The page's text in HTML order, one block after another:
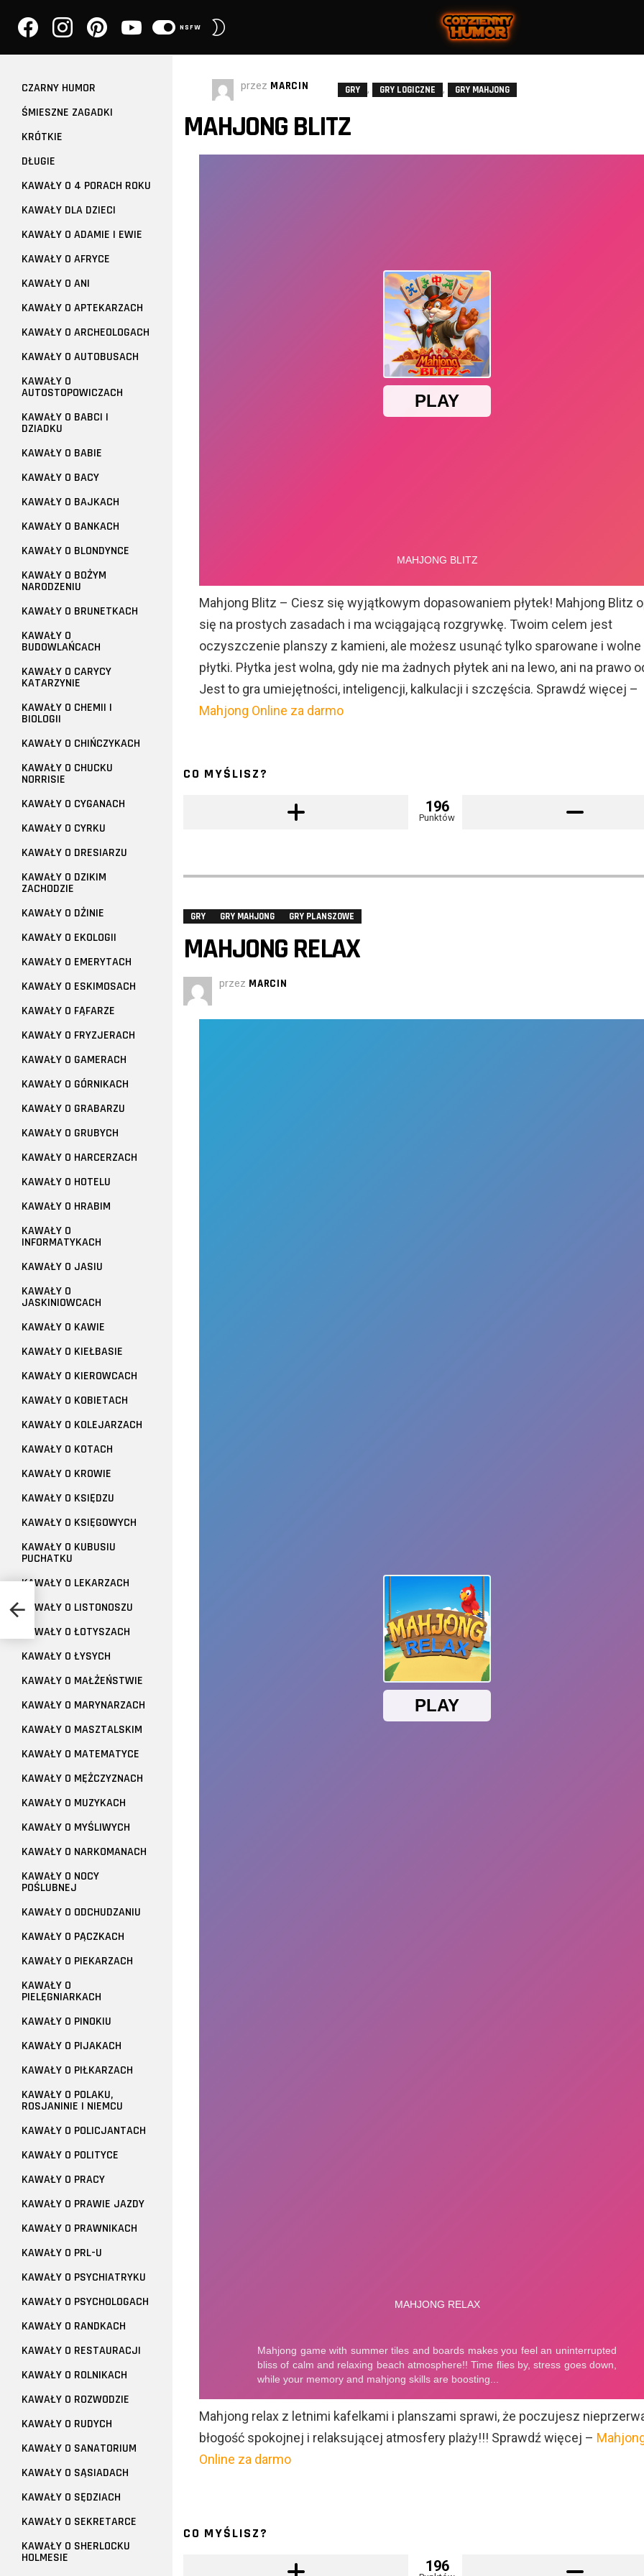
NSFW
przez MARCIN GRY , GRY LOGICZNE , GRY MAHJONG
MAHJONG BLITZ
Mahjong Blitz – Ciesz się wyjątkowym dopasowaniem płytek! Mahjong Blitz
się na prostych zasadach i ma wciągającą rozgrywkę. Twoim celem jest
oczyszczenie planszy z kamieni, ale możesz usunąć tylko sparowane i wolne
płytki. Płytka jest wolna, gdy nie ma żadnych płytek ani na lewo, ani na prawo
Jest to gra umiejętności, inteligencji, kalkulacji i szczęścia. Sprawdź więcej –
Mahjong Online za darmo
CO MYŚLISZ?
196
Punktów
GRY GRY MAHJONG GRY PLANSZOWE
MAHJONG RELAX
przez MARCIN
Mahjong relax z letnimi kafelkami i planszami sprawi, że poczujesz
błogość spokojnej i relaksującej atmosfery plaży!!! Sprawdź więcej –
Online za darmo
CO MYŚLISZ?
196
CZARNY HUMOR
ŚMIESZNE ZAGADKI
KRÓTKIE
DŁUGIE
KAWAŁY O 4 PORACH ROKU
KAWAŁY DLA DZIECI
KAWAŁY O ADAMIE I EWIE
KAWAŁY O AFRYCE
KAWAŁY O ANI
KAWAŁY O APTEKARZACH
KAWAŁY O ARCHEOLOGACH
KAWAŁY O AUTOBUSACH
KAWAŁY O
AUTOSTOPOWICZACH
KAWAŁY O BABCI I
DZIADKU
KAWAŁY O BABIE
KAWAŁY O BACY
KAWAŁY O BAJKACH
KAWAŁY O BANKACH
KAWAŁY O BLONDYNCE
KAWAŁY O BOŻYM
NARODZENIU
KAWAŁY O BRUNETKACH
KAWAŁY O
BUDOWLAŃCACH
KAWAŁY O CARYCY
KATARZYNIE
KAWAŁY O CHEMII I
BIOLOGII
KAWAŁY O CHIŃCZYKACH
KAWAŁY O CHUCKU
NORRISIE
KAWAŁY O CYGANACH
KAWAŁY O CYRKU
KAWAŁY O DRESIARZU
KAWAŁY O DZIKIM
ZACHODZIE
KAWAŁY O DŻINIE
KAWAŁY O EKOLOGII
KAWAŁY O EMERYTACH
KAWAŁY O ESKIMOSACH
KAWAŁY O FĄFARZE
KAWAŁY O FRYZJERACH
KAWAŁY O GAMERACH
KAWAŁY O GÓRNIKACH
KAWAŁY O GRABARZU
KAWAŁY O GRUBYCH
KAWAŁY O HARCERZACH
KAWAŁY O HOTELU
KAWAŁY O HRABIM
KAWAŁY O
INFORMATYKACH
KAWAŁY O JASIU
KAWAŁY O
JASKINIOWCACH
KAWAŁY O KAWIE
KAWAŁY O KIEŁBASIE
KAWAŁY O KIEROWCACH
KAWAŁY O KOBIETACH
KAWAŁY O KOLEJARZACH
KAWAŁY O KOTACH
KAWAŁY O KROWIE
KAWAŁY O KSIĘDZU
KAWAŁY O KSIĘGOWYCH
KAWAŁY O KUBUSIU
PUCHATKU
KAWAŁY O LEKARZACH
KAWAŁY O LISTONOSZU
KAWAŁY O ŁOTYSZACH
KAWAŁY O ŁYSYCH
KAWAŁY O MAŁŻEŃSTWIE
KAWAŁY O MARYNARZACH
KAWAŁY O MASZTALSKIM
KAWAŁY O MATEMATYCE
KAWAŁY O MĘŻCZYZNACH
KAWAŁY O MUZYKACH
KAWAŁY O MYŚLIWYCH
KAWAŁY O NARKOMANACH
KAWAŁY O NOCY
POŚLUBNEJ
KAWAŁY O ODCHUDZANIU
KAWAŁY O PĄCZKACH
KAWAŁY O PIEKARZACH
KAWAŁY O
PIELĘGNIARKACH
KAWAŁY O PINOKIU
KAWAŁY O PIJAKACH
KAWAŁY O PIŁKARZACH
KAWAŁY O POLAKU,
ROSJANINIE I NIEMCU
KAWAŁY O POLICJANTACH
KAWAŁY O POLITYCE
KAWAŁY O PRACY
KAWAŁY O PRAWIE JAZDY
KAWAŁY O PRAWNIKACH
KAWAŁY O PRL-U
KAWAŁY O PSYCHIATRYKU
KAWAŁY O PSYCHOLOGACH
KAWAŁY O RANDKACH
KAWAŁY O RESTAURACJI
KAWAŁY O ROLNIKACH
KAWAŁY O ROZWODZIE
KAWAŁY O RUDYCH
KAWAŁY O SANATORIUM
KAWAŁY O SĄSIADACH
KAWAŁY O SĘDZIACH
KAWAŁY O SEKRETARCE
KAWAŁY O SHERLOCKU
HOLMESIE